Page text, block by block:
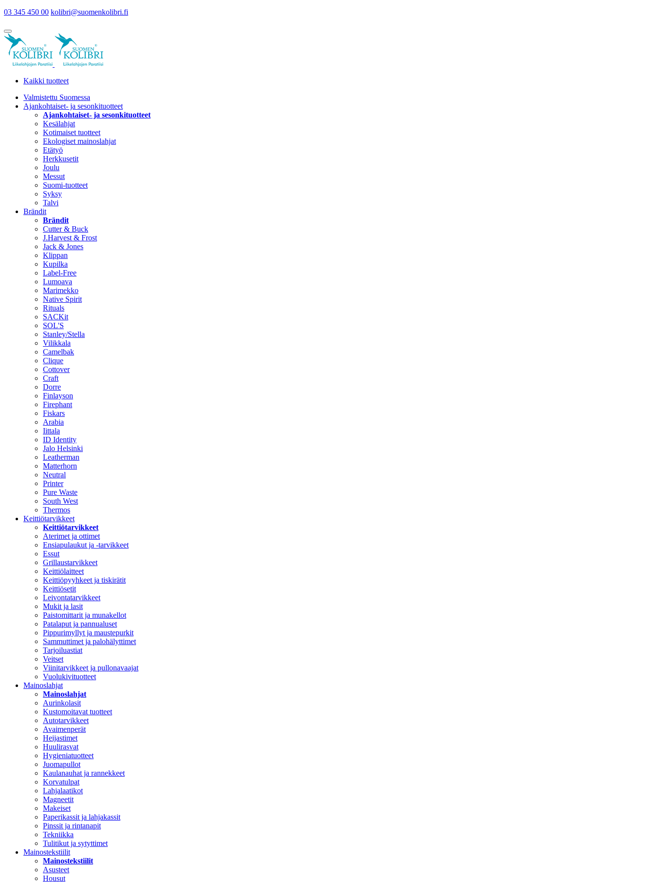
03 345 450 00 kolibri@suomenkolibri.fi
Kaikki tuotteet
Valmistettu Suomessa
Ajankohtaiset- ja sesonkituotteet
Ajankohtaiset- ja sesonkituotteet
Kesälahjat
Kotimaiset tuotteet
Ekologiset mainoslahjat
Etätyö
Herkkusetit
Joulu
Messut
Suomi-tuotteet
Syksy
Talvi
Brändit
Brändit
Cutter & Buck
J.Harvest & Frost
Jack & Jones
Klippan
Kupilka
Label-Free
Lumoava
Marimekko
Native Spirit
Rituals
SACKit
SOL'S
Stanley/Stella
Vilikkala
Camelbak
Clique
Cottover
Craft
Dorre
Finlayson
Firephant
Fiskars
Arabia
Iittala
ID Identity
Jalo Helsinki
Leatherman
Matterhorn
Neutral
Printer
Pure Waste
South West
Thermos
Keittiötarvikkeet
Keittiötarvikkeet
Aterimet ja ottimet
Ensiapulaukut ja -tarvikkeet
Essut
Grillaustarvikkeet
Keittiölaitteet
Keittiöpyyhkeet ja tiskirätit
Keittiösetit
Leivontatarvikkeet
Mukit ja lasit
Paistomittarit ja munakellot
Patalaput ja pannualuset
Pippurimyllyt ja maustepurkit
Sammuttimet ja palohälyttimet
Tarjoiluastiat
Veitset
Viinitarvikkeet ja pullonavaajat
Vuolukivituotteet
Mainoslahjat
Mainoslahjat
Aurinkolasit
Kustomoitavat tuotteet
Autotarvikkeet
Avaimenperät
Heijastimet
Huulirasvat
Hygieniatuotteet
Juomapullot
Kaulanauhat ja rannekkeet
Korvatulpat
Lahjalaatikot
Magneetit
Makeiset
Paperikassit ja lahjakassit
Pinssit ja rintanapit
Tekniikka
Tulitikut ja sytyttimet
Mainostekstiilit
Mainostekstiilit
Asusteet
Housut